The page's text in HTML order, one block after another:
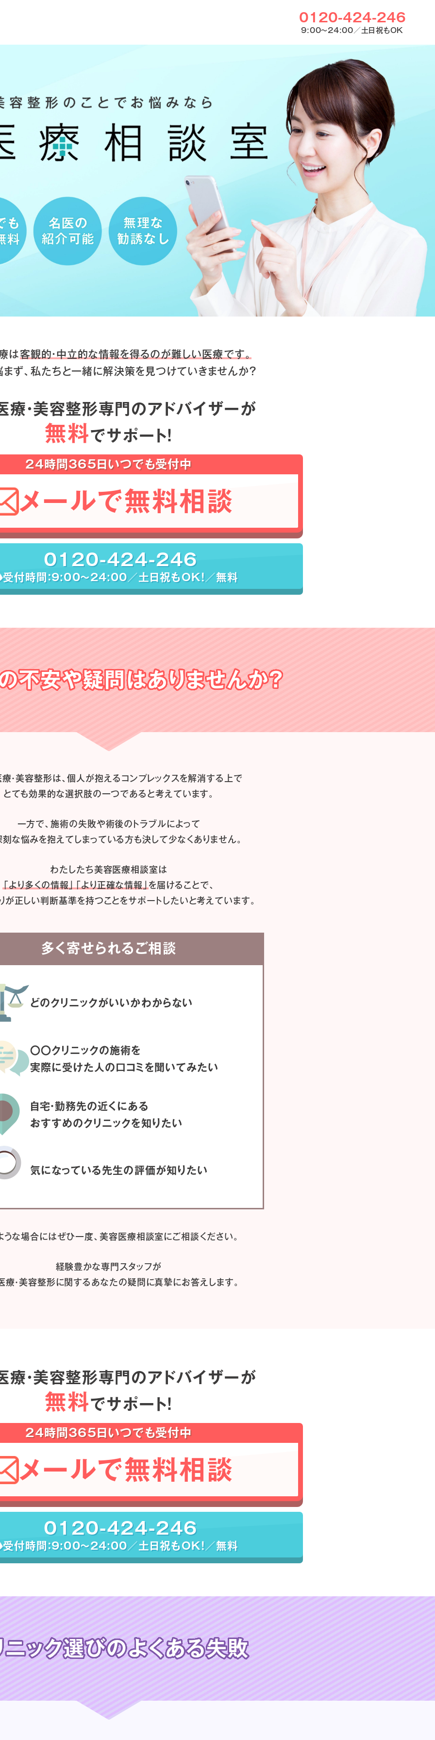
0120-424-246
9:00〜24:00／土日祝もOK
は客観的・中立的な情報を得るのが難しい医療です。
ず、私たちと一緒に解決策を見つけていきませんか？
療・美容整形専門のアドバイザーが
無料でサポート！
24時間365日いつでも受付中
メールで無料相談
0120-424-246
受付時間：9:00〜24:00／土日祝もOK！／無料
不安や疑問はありませんか？
・美容整形は、個人が抱えるコンプレックスを解消する上で
とても効果的な選択肢の一つであると考えています。
一方で、施術の失敗や術後のトラブルによって
な悩みを抱えてしまっている方も決して少なくありません。
わたしたち美容医療相談室は
「より多くの情報」「より正確な情報」を届けることで、
が正しい判断基準を持つことをサポートしたいと考えています。
多く寄せられるご相談
どのクリニックがいいかわからない
〇〇クリニックの施術を
実際に受けた人の口コミを聞いてみたい
自宅・勤務先の近くにある
おすすめのクリニックを知りたい
気になっている先生の評価が知りたい
うな場合にはぜひ一度、美容医療相談室にご相談ください。
経験豊かな専門スタッフが
療・美容整形に関するあなたの疑問に真摯にお答えします。
療・美容整形専門のアドバイザーが
無料でサポート！
24時間365日いつでも受付中
メールで無料相談
0120-424-246
受付時間：9:00〜24:00／土日祝もOK！／無料
ニック選びのよくある失敗